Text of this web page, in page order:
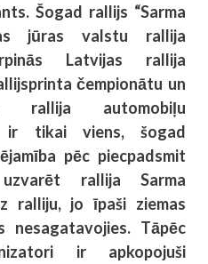
Šogad rallijs “Sarma
jūras valstu rallija
Latvijas rallija
čempionātu un
rallija automobiļu
ir tikai viens, šogad
pēc piecpadsmit
rallija Sarma
ralliju, jo īpaši ziemas
Tāpēc
ir apkopojuši